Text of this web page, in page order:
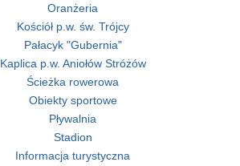
Oranżeria
Kościół p.w. św. Trójcy
Pałacyk "Gubernia"
Kaplica p.w. Aniołów Stróżów
Ścieżka rowerowa
Obiekty sportowe
Pływalnia
Stadion
Informacja turystyczna